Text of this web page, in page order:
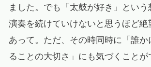
ました。でも「太鼓が好き」とい
演奏を続けていけないと思うほど絶
あって。ただ、その時同時に「誰か
ることの大切さ」にも気づくことが